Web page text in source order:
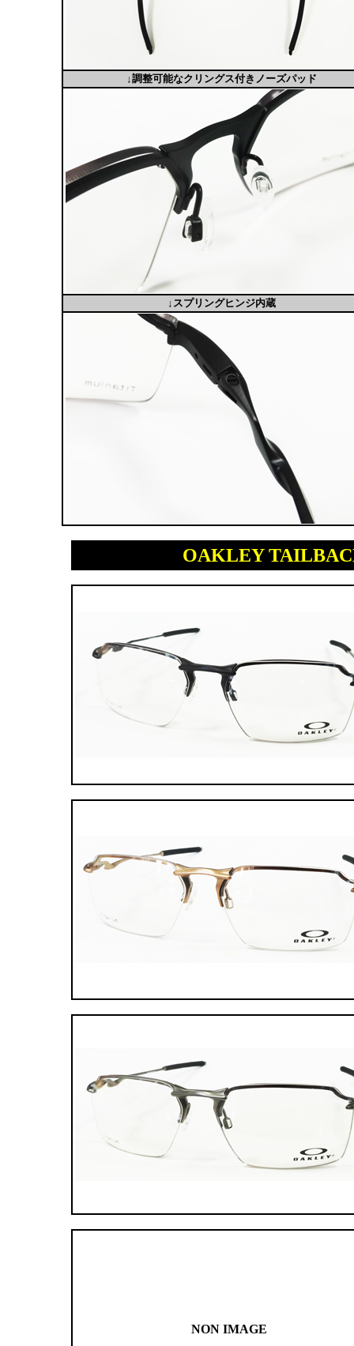
↓調整可能なクリングス付きノーズパッド
↓スプリングヒンジ内蔵
OAKLEY
NON IMAGE